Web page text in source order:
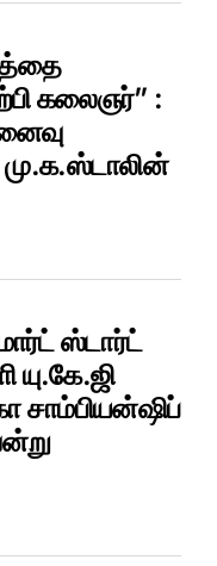
கலைஞர்” :
ஸ்டார்ட்